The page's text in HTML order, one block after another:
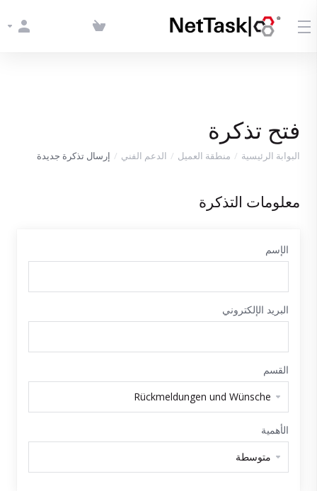
فتح تذكرة
البوابة الرئيسية منطقة العميل الدعم الفني إرسال تذكرة جديدة
معلومات التذكرة
الإسم
البريد الإلكتروني
القسم
الأهمية